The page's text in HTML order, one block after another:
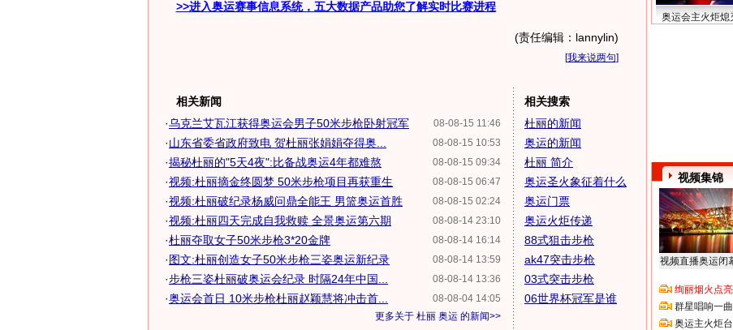
>>进入奥运赛事信息系统，五大数据产品助您了解实时比赛进程
(责任编辑：lannylin)
[我来说两句]
相关新闻
08-08-15 11:46
·乌克兰艾瓦江获得奥运会男子50米步枪卧射冠军
08-08-15 10:53
·山东省委省政府致电 贺杜丽张娟娟夺得奥...
08-08-15 09:34
·揭秘杜丽的"5天4夜":比备战奥运4年都难熬
08-08-15 06:47
·视频:杜丽摘金终圆梦 50米步枪项目再获重生
08-08-15 02:24
·视频:杜丽破纪录杨威问鼎全能王 男篮奥运首胜
08-08-14 23:10
·视频:杜丽四天完成自我救赎 全景奥运第六期
08-08-14 16:14
·杜丽夺取女子50米步枪3*20金牌
08-08-14 13:59
·图文:杜丽创造女子50米步枪三姿奥运新纪录
08-08-14 13:36
·步枪三姿杜丽破奥运会纪录 时隔24年中国...
08-08-04 14:05
·奥运会首日 10米步枪杜丽赵颖慧将冲击首...
更多关于 杜丽 奥运 的新闻>>
相关搜索
杜丽的新闻
奥运的新闻
杜丽 简介
奥运圣火象征着什么
奥运门票
奥运火炬传递
88式狙击步枪
ak47突击步枪
03式突击步枪
06世界杯冠军是谁
奥运会主火炬熄
视频集锦
视频直播奥运闭
绚丽烟火点
群星唱响一
奥运主火炬